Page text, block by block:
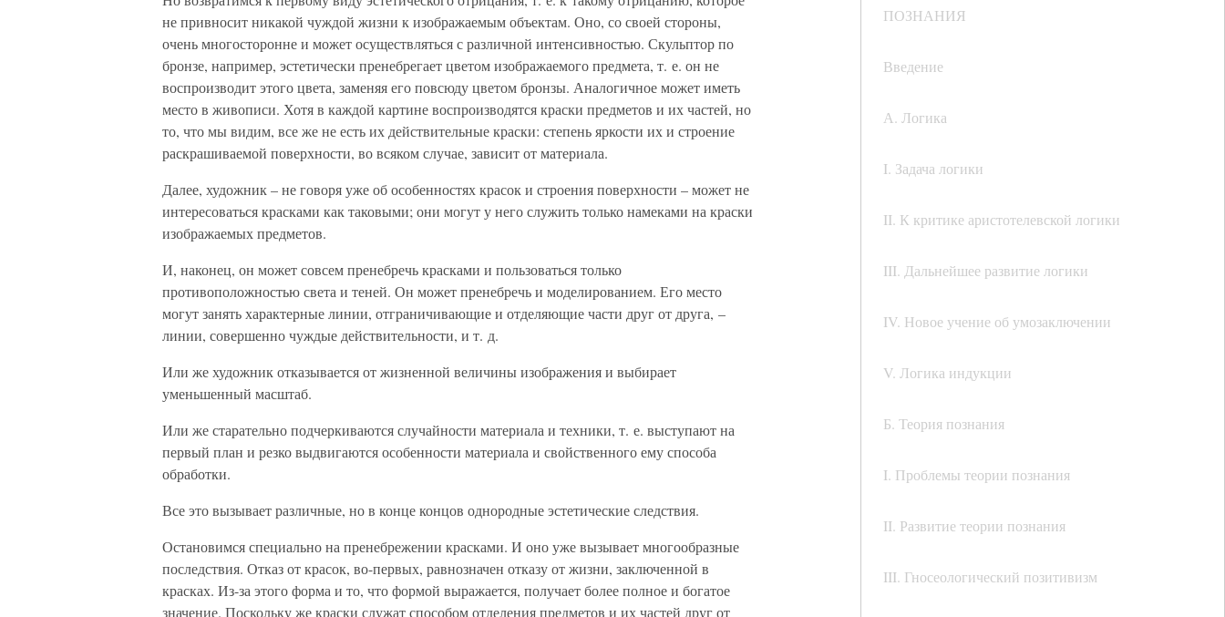
ПОЗНАНИЯ
Введение
А. Логика
I. Задача логики
II. К критике аристотелевской логики
III. Дальнейшее развитие логики
IV. Новое учение об умозаключении
V. Логика индукции
Б. Теория познания
I. Проблемы теории познания
II. Развитие теории познания
III. Гносеологический позитивизм
не привносит никакой чуждой жизни к изображаемым объектам. Оно, со своей стороны,
очень многосторонне и может осуществляться с различной интенсивностью. Скульптор по
бронзе, например, эстетически пренебрегает цветом изображаемого предмета, т. е. он не
воспроизводит этого цвета, заменяя его повсюду цветом бронзы. Аналогичное может иметь
место в живописи. Хотя в каждой картине воспроизводятся краски предметов и их частей, но
то, что мы видим, все же не есть их действительные краски: степень яркости их и строение
раскрашиваемой поверхности, во всяком случае, зависит от материала.
Далее, художник – не говоря уже об особенностях красок и строения поверхности – может не
интересоваться красками как таковыми; они могут у него служить только намеками на краски
изображаемых предметов.
И, наконец, он может совсем пренебречь красками и пользоваться только
противоположностью света и теней. Он может пренебречь и моделированием. Его место
могут занять характерные линии, отграничивающие и отделяющие части друг от друга, –
линии, совершенно чуждые действительности, и т. д.
Или же художник отказывается от жизненной величины изображения и выбирает
уменьшенный масштаб.
Или же старательно подчеркиваются случайности материала и техники, т. е. выступают на
первый план и резко выдвигаются особенности материала и свойственного ему способа
обработки.
Все это вызывает различные, но в конце концов однородные эстетические следствия.
Остановимся специально на пренебрежении красками. И оно уже вызывает многообразные
последствия. Отказ от красок, во-первых, равнозначен отказу от жизни, заключенной в
красках. Из-за этого форма и то, что формой выражается, получает более полное и богатое
значение. Поскольку же краски служат способом отделения предметов и их частей друг от